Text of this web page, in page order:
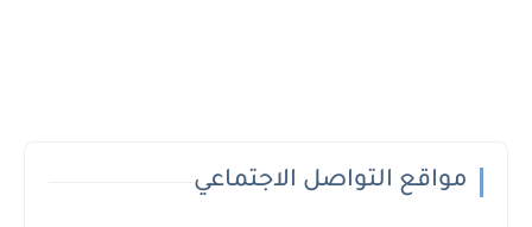
مواقع التواصل الاجتماعي